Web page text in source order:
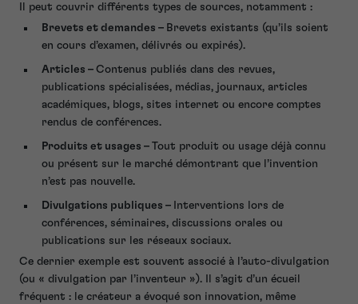
Il peut couvrir différents types de sources, notamment :
Brevets et demandes – Brevets existants (qu’ils soient
en cours d’examen, délivrés ou expirés).
Articles – Contenus publiés dans des revues,
publications spécialisées, médias, journaux, articles
académiques, blogs, sites internet ou encore comptes
rendus de conférences.
Produits et usages – Tout produit ou usage déjà connu
ou présent sur le marché démontrant que l’invention
n’est pas nouvelle.
Divulgations publiques – Interventions lors de
conférences, séminaires, discussions orales ou
publications sur les réseaux sociaux.
Ce dernier exemple est souvent associé à l’auto-divulgation
(ou « divulgation par l’inventeur »). Il s’agit d’un écueil
fréquent : le créateur a évoqué son innovation, même